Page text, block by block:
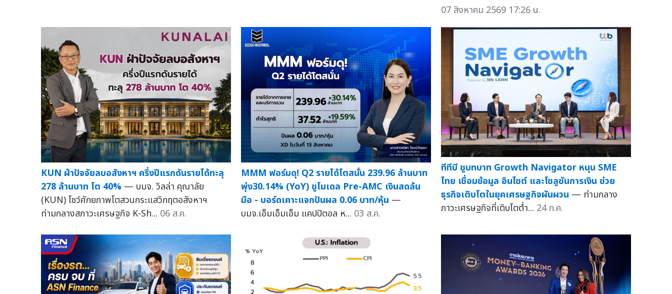
07 สิงหาคม 2569 17:26 น.
KUN ฝ่าปัจจัยลบอสังหาฯ ครึ่งปีแรกดันรายได้ทะลุ
278 ล้านบาท โต 40% — บมจ. วิลล่า คุณาลัย
(KUN) โชว์ศักยภาพโตสวนกระแสวิกฤตอสังหาฯ
ท่ามกลางสภาวะเศรษฐกิจ K-Sh... 06 ส.ค.
MMM ฟอร์มดุ! Q2 รายได้โตสนั่น 239.96 ล้านบาท
พุ่ง30.14% (YoY) ชูโมเดล Pre-AMC เงินสดล้น
มือ - บอร์ดเคาะแจกปันผล 0.06 บาท/หุ้น —
บมจ.เอ็มเอ็มเอ็ม แคปปิตอล ห... 03 ส.ค.
ทีทีบี ชูบทบาท Growth Navigator หนุน SME
ไทย เชื่อมข้อมูล อินไซต์ และโซลูชันการเงิน ช่วย
ธุรกิจเติบโตในยุคเศรษฐกิจผันผวน — ท่ามกลาง
ภาวะเศรษฐกิจที่เติบโตต่ำ... 24 ก.ค.